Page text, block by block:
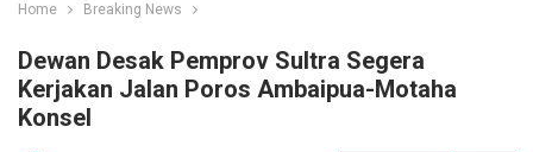
Home Breaking News
Dewan Desak Pemprov Sultra Segera
Kerjakan Jalan Poros Ambaipua-Motaha
Konsel